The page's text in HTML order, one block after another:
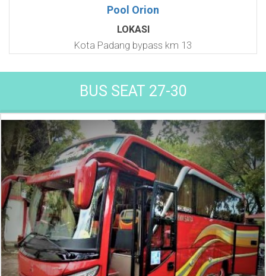
Pool Orion
LOKASI
Kota Padang bypass km 13
BUS SEAT 27-30